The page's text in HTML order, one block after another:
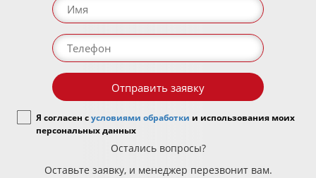
Отправить заявку
Я согласен сусловиями обработки и использования моих
персональных данных
Остались вопросы?
Оставьте заявку, и менеджер перезвонит вам.